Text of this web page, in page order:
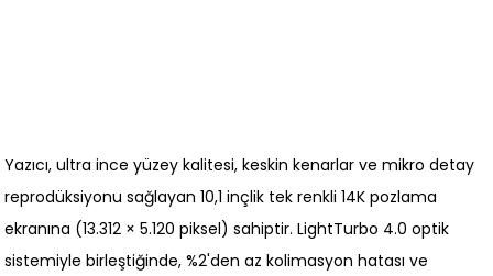
Yazıcı, ultra ince yüzey kalitesi, keskin kenarlar ve mikro detay
reprodüksiyonu sağlayan 10,1 inçlik tek renkli 14K pozlama
ekranına (13.312 × 5.120 piksel) sahiptir. LightTurbo 4.0 optik
sistemiyle birleştiğinde, %2'den az kolimasyon hatası ve